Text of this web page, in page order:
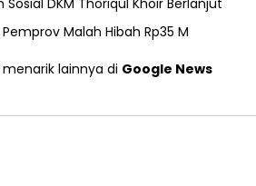
DKM Thoriqul Khoir Berlanjut
Malah Hibah Rp35 M
lainnya di Google News